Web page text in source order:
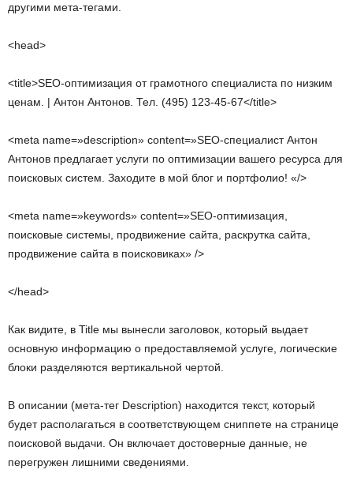
другими мета-тегами.
<head>
<title>SEO-оптимизация от грамотного специалиста по низким
ценам. | Антон Антонов. Тел. (495) 123-45-67</title>
<meta name=»description» content=»SEO-специалист Антон
Антонов предлагает услуги по оптимизации вашего ресурса для
поисковых систем. Заходите в мой блог и портфолио! «/>
<meta name=»keywords» content=»SEO-оптимизация,
поисковые системы, продвижение сайта, раскрутка сайта,
продвижение сайта в поисковиках» />
</head>
Как видите, в Title мы вынесли заголовок, который выдает
основную информацию о предоставляемой услуге, логические
блоки разделяются вертикальной чертой.
В описании (мета-тег Description) находится текст, который
будет располагаться в соответствующем сниппете на странице
поисковой выдачи. Он включает достоверные данные, не
перегружен лишними сведениями.